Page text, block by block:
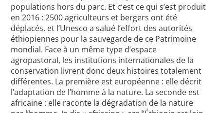
populations hors du parc. Et c’est ce qui s’est produit
en 2016 : 2500 agriculteurs et bergers ont été
déplacés, et l’Unesco a salué l’effort des autorités
éthiopiennes pour la sauvegarde de ce Patrimoine
mondial. Face à un même type d’espace
agropastoral, les institutions internationales de la
conservation livrent donc deux histoires totalement
différentes. La première est européenne : elle décrit
l’adaptation de l’homme à la nature. La seconde est
africaine : elle raconte la dégradation de la nature